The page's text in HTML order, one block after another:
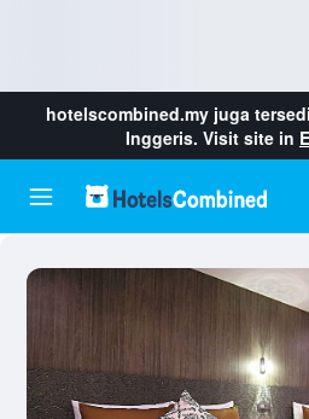
hotelscombined.my juga
Inggeris. Visit site in